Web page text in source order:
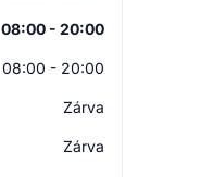
08:00 - 20:00
08:00 - 20:00
Zárva
Zárva